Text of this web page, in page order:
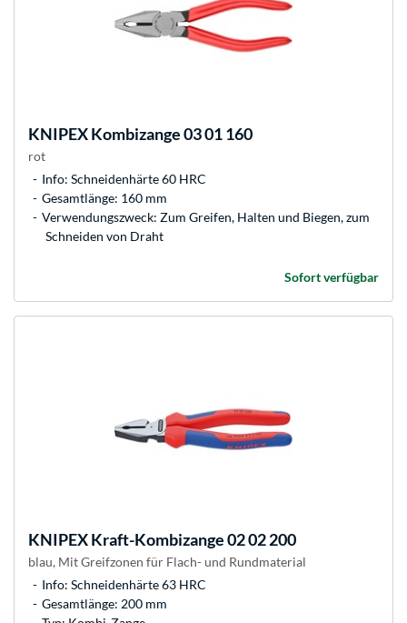
KNIPEXKombizange 03 01 160
rot
Info: Schneidenhärte 60 HRC
Gesamtlänge: 160 mm
Verwendungszweck: Zum Greifen, Halten und Biegen, zum
Schneiden von Draht
Sofort verfügbar
KNIPEXKraft-Kombizange 02 02 200
blau, Mit Greifzonen für Flach- und Rundmaterial
Info: Schneidenhärte 63 HRC
Gesamtlänge: 200 mm